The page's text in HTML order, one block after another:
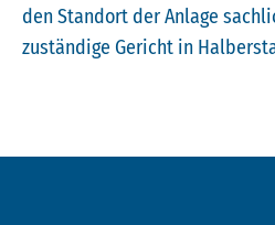
den Standort der Anlage
zuständige Gericht in